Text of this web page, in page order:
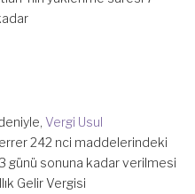
Vergi Usul
242 nci maddelerindeki
günü sonuna kadar verilmesi
Gelir Vergisi